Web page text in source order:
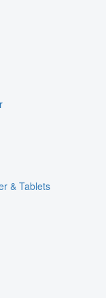
& Tablets